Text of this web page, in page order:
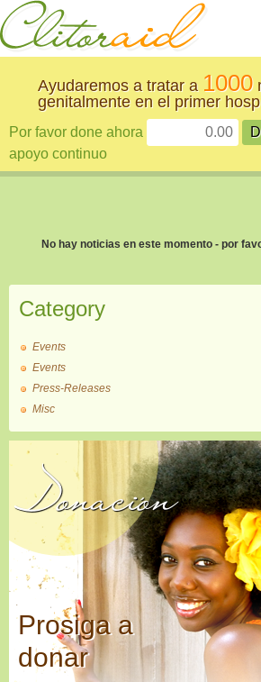
Ayudaremos a tratar a 1000
genitalmente en el primer
Por favor done ahora
apoyo continuo
No hay noticias en este momento - por
Category
Events
Events
Press-Releases
Misc
Donación
Prosiga a
donar